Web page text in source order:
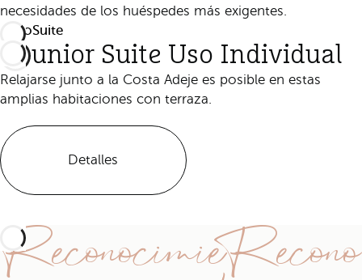
necesidades de los huéspedes más exigentes.
TodoSuite
Junior Suite Uso Individual
Relajarse junto a la Costa Adeje es posible en estas
amplias habitaciones con terraza.
Detalles
ReconocimieRecono